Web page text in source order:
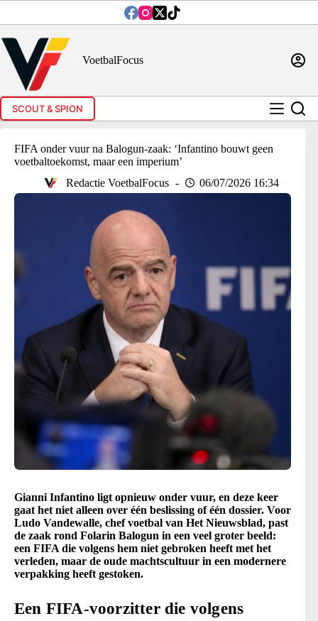
inhoud
VoetbalFocus
SCOUT & SPION
FIFA onder vuur na Balogun-zaak: ‘Infantino bouwt geen
voetbaltoekomst, maar een imperium’
Redactie VoetbalFocus
06/07/2026 16:34
Gianni Infantino ligt opnieuw onder vuur, en deze keer
gaat het niet alleen over één beslissing of één dossier. Voor
Ludo Vandewalle, chef voetbal van Het Nieuwsblad, past
de zaak rond Folarin Balogun in een veel groter beeld:
een FIFA die volgens hem niet gebroken heeft met het
verleden, maar de oude machtscultuur in een modernere
verpakking heeft gestoken.
Een FIFA-voorzitter die volgens